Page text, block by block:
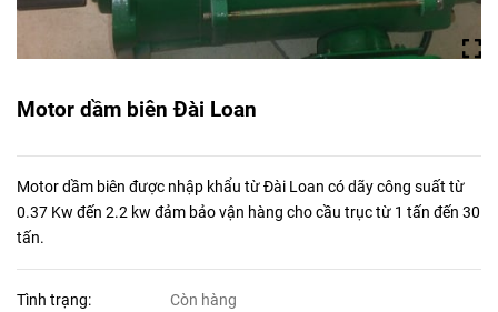
Motor dầm biên Đài Loan
Motor dầm biên được nhập khẩu từ Đài Loan có dãy công suất từ
0.37 Kw đến 2.2 kw đảm bảo vận hàng cho cầu trục từ 1 tấn đến 30
tấn.
Tình trạng: Còn hàng